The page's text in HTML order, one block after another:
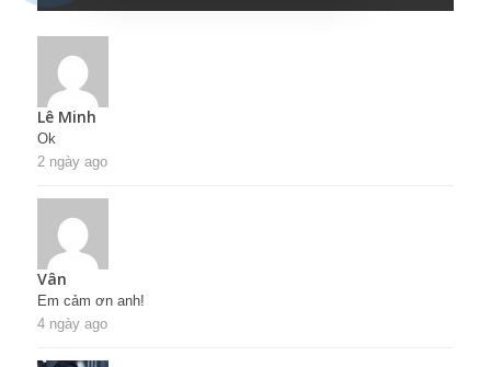
Lê Minh
Ok
2 ngày ago
Vân
Em cảm ơn anh!
4 ngày ago